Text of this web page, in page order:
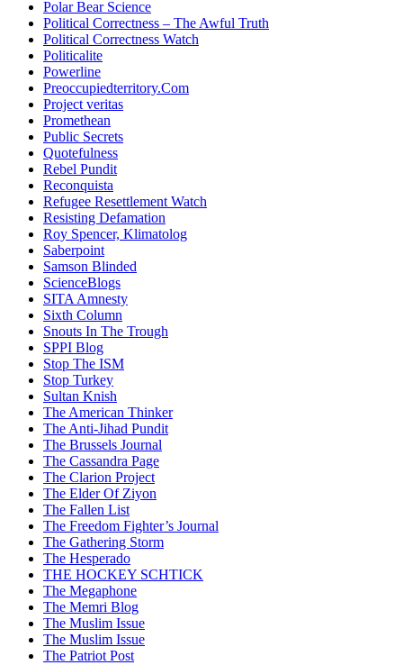
Polar Bear Science
Political Correctness – The Awful Truth
Political Correctness Watch
Politicalite
Powerline
Preoccupiedterritory.Com
Project veritas
Promethean
Public Secrets
Quotefulness
Rebel Pundit
Reconquista
Refugee Resettlement Watch
Resisting Defamation
Roy Spencer, Klimatolog
Saberpoint
Samson Blinded
ScienceBlogs
SITA Amnesty
Sixth Column
Snouts In The Trough
SPPI Blog
Stop The ISM
Stop Turkey
Sultan Knish
The American Thinker
The Anti-Jihad Pundit
The Brussels Journal
The Cassandra Page
The Clarion Project
The Elder Of Ziyon
The Fallen List
The Freedom Fighter’s Journal
The Gathering Storm
The Hesperado
THE HOCKEY SCHTICK
The Megaphone
The Memri Blog
The Muslim Issue
The Muslim Issue
The Patriot Post